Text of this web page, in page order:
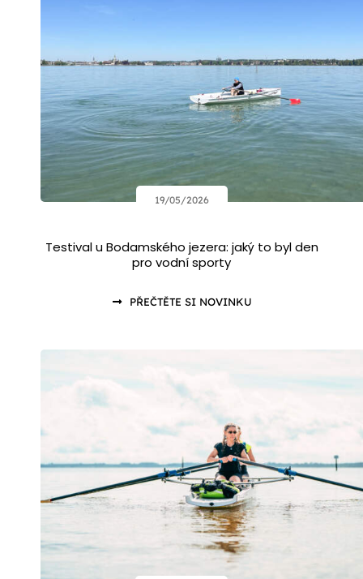
19/05/2026
Testival u Bodamského jezera: jaký to byl den
pro vodní sporty
PŘEČTĚTE SI NOVINKU